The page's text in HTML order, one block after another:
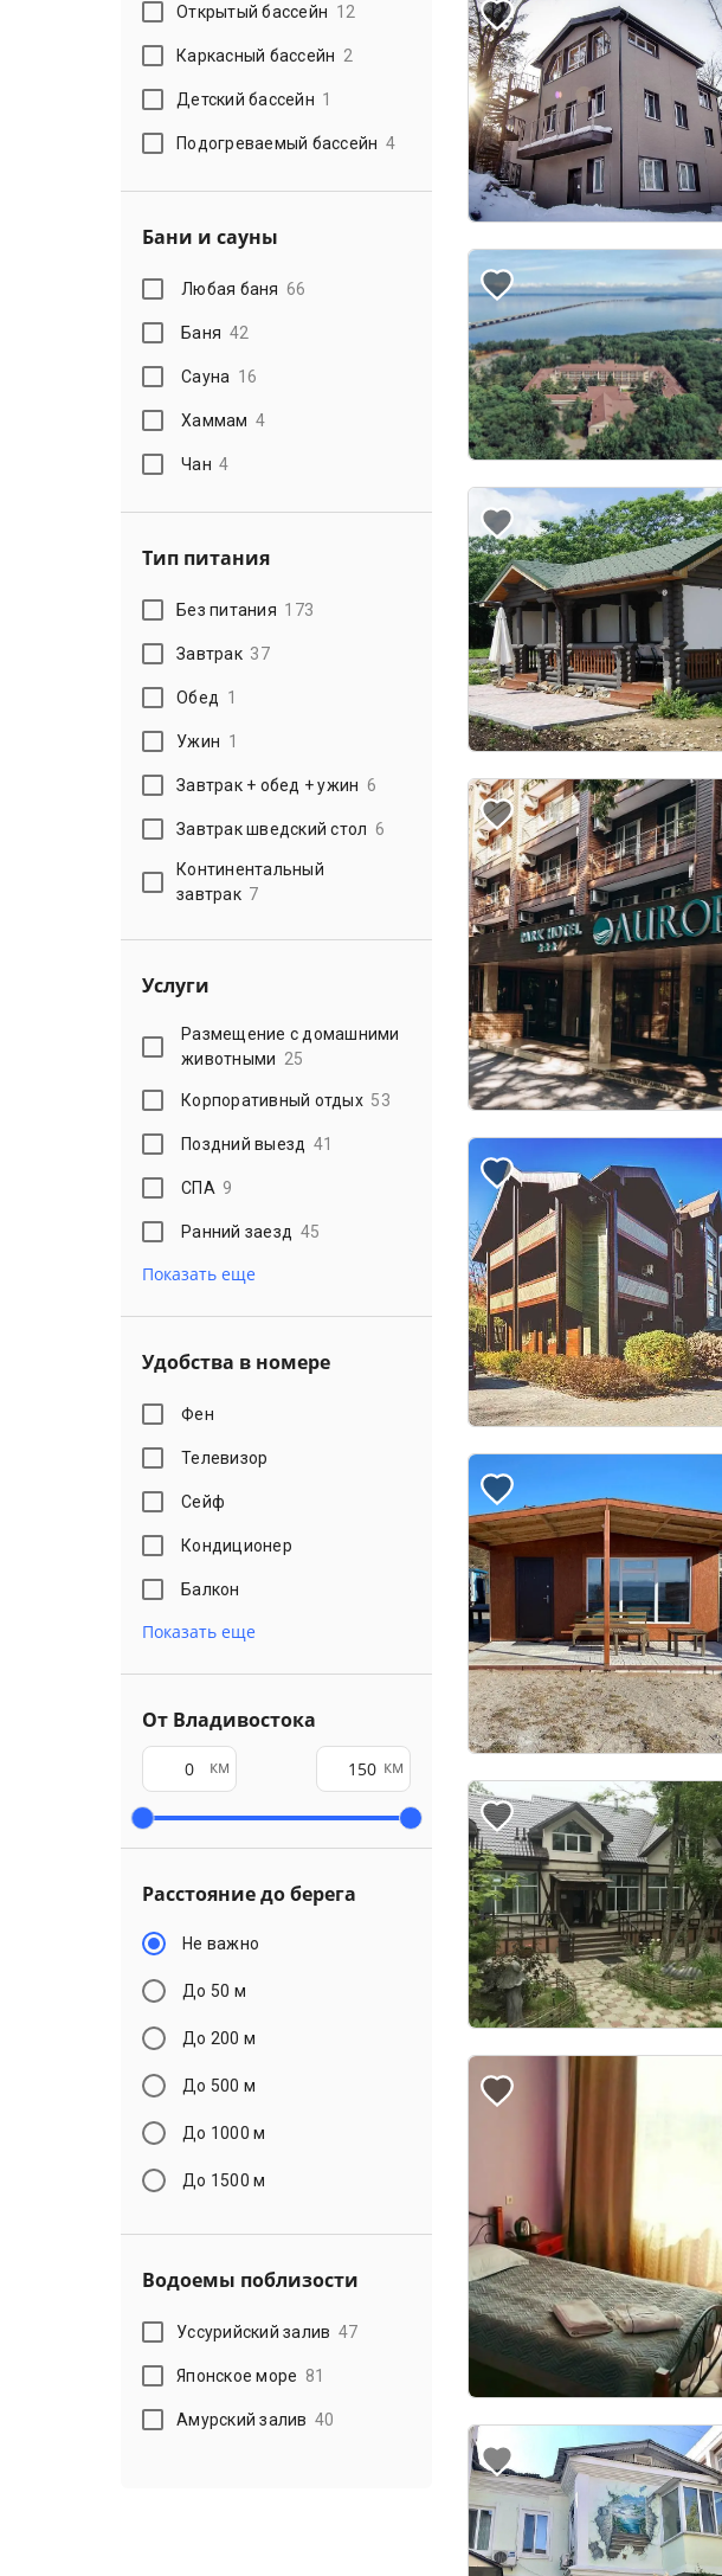
Открытый бассейн 12
Каркасный бассейн 2
Детский бассейн 1
Подогреваемый бассейн 4
Бани и сауны
Любая баня 66
Баня 42
Сауна 16
Хаммам 4
Чан 4
Тип питания
Без питания 173
Завтрак 37
Обед 1
Ужин 1
Завтрак + обед + ужин 6
Завтрак шведский стол 6
Континентальный
завтрак 7
Услуги
Размещение с домашними
животными 25
Корпоративный отдых 53
Поздний выезд 41
СПА 9
Ранний заезд 45
Показать еще
Удобства в номере
Фен
Телевизор
Сейф
Кондиционер
Балкон
Показать еще
От Владивостока
км км
Расстояние до берега
Не важно
До 50 м
До 200 м
До 500 м
До 1000 м
До 1500 м
Водоемы поблизости
Уссурийский залив 47
Японское море 81
Амурский залив 40